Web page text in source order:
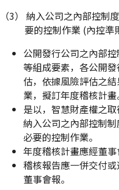
（3） 納入公司之內部控制
要的控制作業 (內控
公開發行公司之內部
等組成要素，各公開
估，依據風險評估之
業，擬訂年度稽核計畫
是以，智慧財產權之
納入公司之內部控制
必要的控制作業。
年度稽核計畫應經董事
稽核報告應一併交付
董事會報。